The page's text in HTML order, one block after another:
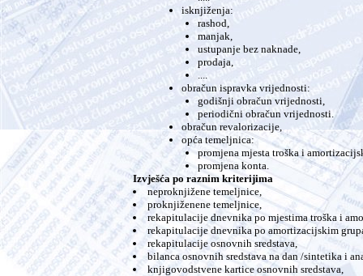
isknjiženja:
rashod,
manjak,
ustupanje bez naknade,
prodaja,
....
obračun ispravka vrijednosti:
godišnji obračun vrijednosti,
periodični obračun vrijednosti.
obračun revalorizacije,
opća temeljnica:
promjena mjesta troška i
promjena konta.
Izvješća po raznim kriterijima
neproknjižene temeljnice,
proknjiženene temeljnice,
rekapitulacije dnevnika po mjestima troška i
rekapitulacije dnevnika po amortizacijskim
rekapitulacije osnovnih sredstava,
bilanca osnovnih sredstava na dan /sintetika i
knjigovodstvene kartice osnovnih sredstava,